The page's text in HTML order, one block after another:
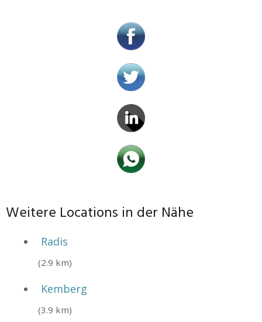
Weitere Locations in der Nähe
Radis
(2.9 km)
Kemberg
(3.9 km)